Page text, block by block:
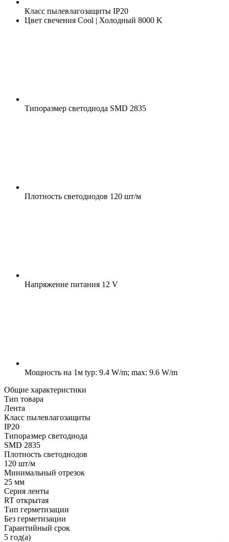
Класс пылевлагозащиты IP20
Цвет свечения Cool | Холодный 8000 K
Типоразмер светодиода SMD 2835
Плотность светодиодов 120 шт/м
Напряжение питания 12 V
Мощность на 1м typ: 9.4 W/m; max: 9.6 W/m
Общие характеристики
Тип товара
Лента
Класс пылевлагозащиты
IP20
Типоразмер светодиода
SMD 2835
Плотность светодиодов
120 шт/м
Минимальный отрезок
25 мм
Серия ленты
RT открытая
Тип герметизации
Без герметизации
Гарантийный срок
5 год(а)